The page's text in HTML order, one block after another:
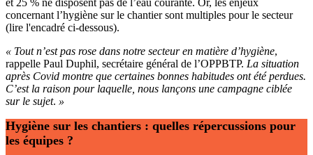
concernant l’hygiène sur le chantier sont multiples pour le secteur
(lire l'encadré ci-dessous).
« Tout n’est pas rose dans notre secteur en matière d’hygiène,
rappelle Paul Duphil, secrétaire général de l’OPPBTP. La situation
après Covid montre que certaines bonnes habitudes ont été perdues.
C’est la raison pour laquelle, nous lançons une campagne ciblée
sur le sujet. »
Hygiène sur les chantiers : quelles répercussions pour
les équipes ?